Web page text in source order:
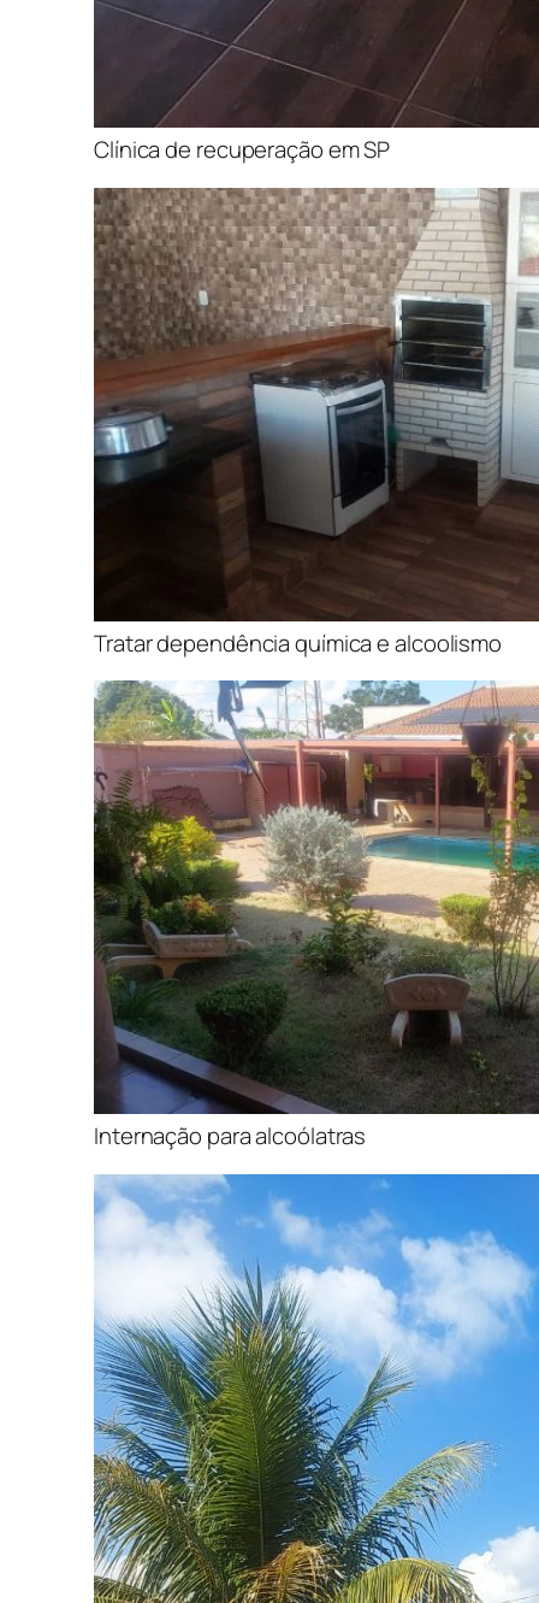
Clínica de recuperação em SP
Tratar dependência química e alcoolismo
Internação para alcoólatras